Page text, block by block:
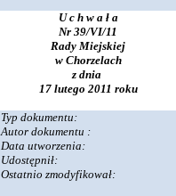
U c h w a ł a
Nr 39/VI/11
Rady Miejskiej
w Chorzelach
z dnia
17 lutego 2011 roku
Typ dokumentu:
Autor dokumentu :
Data utworzenia:
Udostępnił:
Ostatnio zmodyfikował: